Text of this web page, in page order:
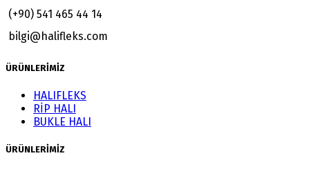
(+90) 541 465 44 14
bilgi@halifleks.com
ÜRÜNLERİMİZ
HALIFLEKS
RİP HALI
BUKLE HALI
ÜRÜNLERİMİZ